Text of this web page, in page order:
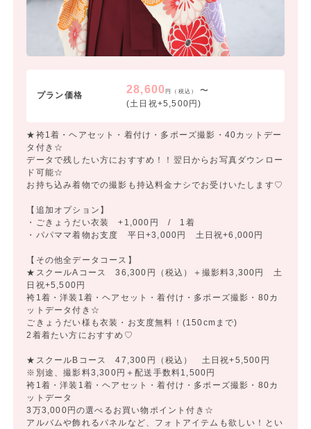
プラン価格 28,600円（税込）
〜
(土日祝+5,500円)
★袴1着・ヘアセット・着付け・多ポーズ撮影・40カットデー
タ付き☆
データで残したい方におすすめ！！翌日からお写真ダウンロー
ド可能☆
お持ち込み着物での撮影も持込料金ナシでお受けいたします♡
【追加オプション】
・ごきょうだい衣装 +1,000円 / 1着
・パパママ着物お支度 平日+3,000円 土日祝+6,000円
【その他全データコース】
★スクールAコース 36,300円（税込）＋撮影料3,300円 土
日祝+5,500円
袴1着・洋装1着・ヘアセット・着付け・多ポーズ撮影・80カ
ットデータ付き☆
ごきょうだい様も衣装・お支度無料！(150cmまで)
2着着たい方におすすめ♡
★スクールBコース 47,300円（税込） 土日祝+5,500円
※別途、撮影料3,300円＋配送手数料1,500円
袴1着・洋装1着・ヘアセット・着付け・多ポーズ撮影・80カ
ットデータ
3万3,000円の選べるお買い物ポイント付き☆
アルバムや飾れるパネルなど、フォトアイテムも欲しい！とい